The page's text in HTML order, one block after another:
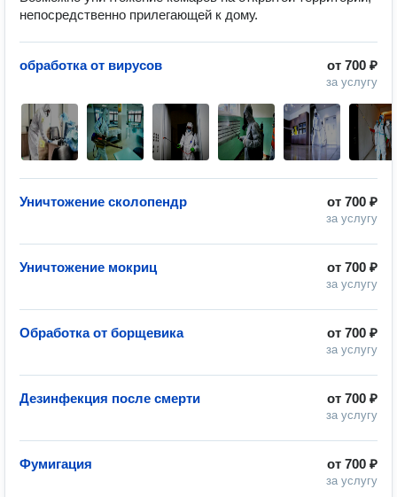
непосредственно прилегающей к дому.
от 700 ₽
за услугу
обработка от вирусов
от 700 ₽
за услугу
Уничтожение сколопендр
от 700 ₽
за услугу
Уничтожение мокриц
от 700 ₽
за услугу
Обработка от борщевика
от 700 ₽
за услугу
Дезинфекция после смерти
от 700 ₽
за услугу
Фумигация